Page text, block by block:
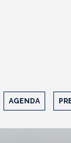
AGENDA